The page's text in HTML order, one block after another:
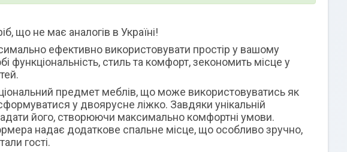
не має аналогів в Україні!
ефективно використовувати простір у вашому
стиль та комфорт, зекономить місце у
предмет меблів, що може використовуватись як
у двоярусне ліжко. Завдяки унікальній
його, створюючи максимально комфортні умови.
надає додаткове спальне місце, що особливо зручно,
гості.